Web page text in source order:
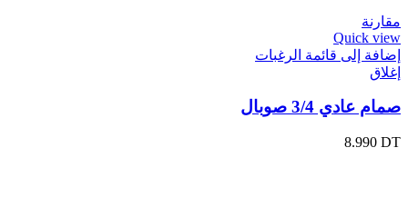
مقارنة
Quick view
إضافة إلى قائمة الرغبات
إغلاق
صمام عادي 3/4 صوبال
8.990 DT